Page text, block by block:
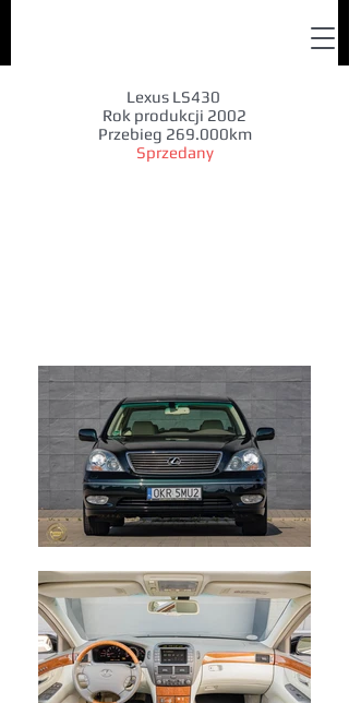
Lexus LS430
Rok produkcji 2002
Przebieg 269.000km
Sprzedany